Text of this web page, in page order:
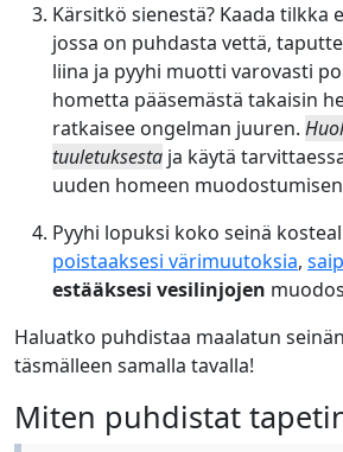
Kärsitkö sienestä? Kaada tilkka
jossa on puhdasta vettä,
liina ja pyyhi muotti varovasti
hometta pääsemästä takaisin
ratkaisee ongelman juuren.
tuuletuksesta ja käytä
uuden homeen
Pyyhi lopuksi koko seinä
poistaaksesi värimuutoksia,
estääksesi vesilinjojen
Haluatko puhdistaa maalatun
täsmälleen samalla tavalla!
Miten puhdistat